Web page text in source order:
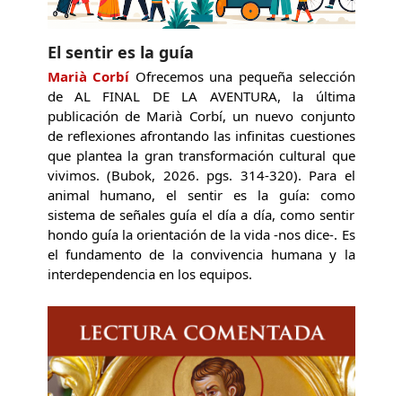
El sentir es la guía
Marià Corbí Ofrecemos una pequeña selección
de AL FINAL DE LA AVENTURA, la última
publicación de Marià Corbí, un nuevo conjunto
de reflexiones afrontando las infinitas cuestiones
que plantea la gran transformación cultural que
vivimos. (Bubok, 2026. pgs. 314-320). Para el
animal humano, el sentir es la guía: como
sistema de señales guía el día a día, como sentir
hondo guía la orientación de la vida -nos dice-. Es
el fundamento de la convivencia humana y la
interdependencia en los equipos.